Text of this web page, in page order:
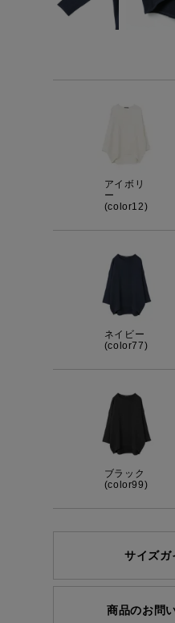
アイボリ
ー
(color12)
ネイビー
(color77)
ブラック
(color99)
サイズガ
商品のお問